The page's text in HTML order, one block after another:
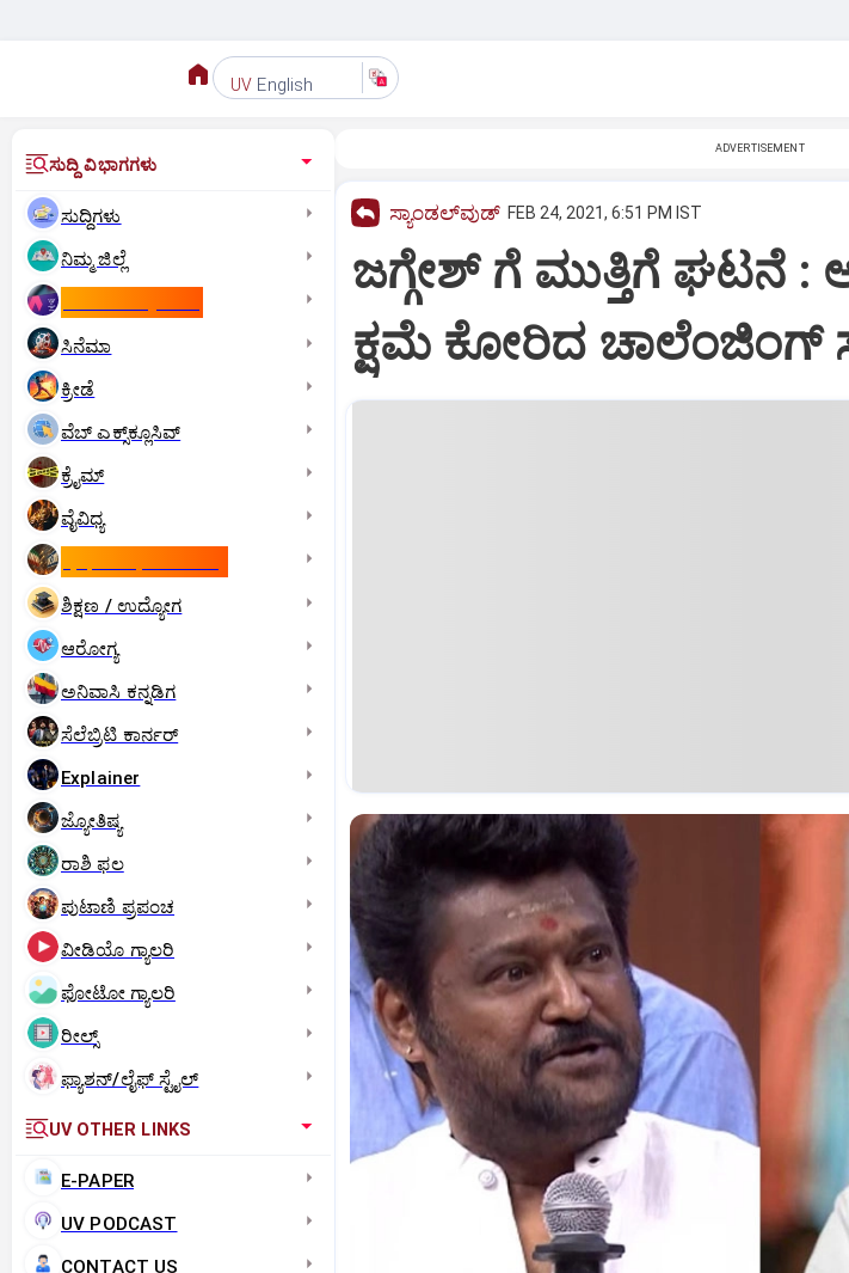
UV English
ಸುದ್ದಿ ವಿಭಾಗಗಳು
ಸುದ್ದಿಗಳು
ನಿಮ್ಮ ಜಿಲ್ಲೆ
ಸಿನೆಮಾ
ಕ್ರೀಡೆ
ವೆಬ್ ಎಕ್ಸ್‌ಕ್ಲೂಸಿವ್
ಕ್ರೈಮ್
ವೈವಿಧ್ಯ
ಶಿಕ್ಷಣ / ಉದ್ಯೋಗ
ಆರೋಗ್ಯ
ಅನಿವಾಸಿ ಕನ್ನಡಿಗ
ಸೆಲೆಬ್ರಿಟಿ ಕಾರ್ನರ್‌
Explainer
ಜ್ಯೋತಿಷ್ಯ
ರಾಶಿ ಫಲ
ಪುಟಾಣಿ ಪ್ರಪಂಚ
ವೀಡಿಯೊ ಗ್ಯಾಲರಿ
ಫೋಟೋ ಗ್ಯಾಲರಿ
ರೀಲ್ಸ್
ಫ್ಯಾಶನ್/ಲೈಫ್‌ ಸ್ಟೈಲ್
UV OTHER LINKS
E-PAPER
UV PODCAST
CONTACT US
ADVERTISEMENT
ಸ್ಯಾಂಡಲ್‌ವುಡ್‌ FEB 24, 2021, 6:51 PM IST
ಜಗ್ಗೇಶ್ ಗೆ ಮುತ್ತಿಗೆ ಘಟನೆ
ಕ್ಷಮೆ ಕೋರಿದ ಚಾಲೆಂಜಿಂಗ್